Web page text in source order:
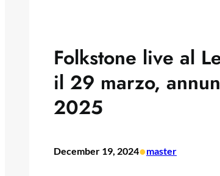
Folkstone live al
il 29 marzo,
2025
December 19, 2024•master